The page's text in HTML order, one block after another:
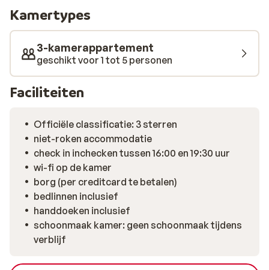
comfortabel aan, met een praktische inrichting waar je
na een actieve dag heerlijk tot rust komt. Denk aan
warme materialen, een gezellige zithoek en voldoende
ruimte voor iedereen. Terwijl buiten de frisse berglucht
hangt, geniet je binnen van een ontspannen, huiselijke
sfeer. Na het skiën berg je je uitrusting gemakkelijk op
schoenen, een klein maar fijn detail dat je dag meteen
goed laat beginnen. De ligging is rustig, maar toch
praktisch: een supermarkt ligt op ongeveer 750 meter
en met de skibus bereik je snel de levendige pistes en
het centrum van Livigno. Zo combineer je ontspanning
met volop wintersportmogelijkheden. Sluit je dag af
met een warm drankje en kijk uit naar weer zo’n mooie
dag in de sneeuw.
Kamertypes
3-kamerappartement
geschikt voor 1 tot 5 personen
Faciliteiten
Officiële classificatie: 3 sterren
niet-roken accommodatie
check in inchecken tussen 16:00 en 19:30 uur
wi-fi op de kamer
borg (per creditcard te betalen)
bedlinnen inclusief
handdoeken inclusief
schoonmaak kamer: geen schoonmaak tijdens
verblijf